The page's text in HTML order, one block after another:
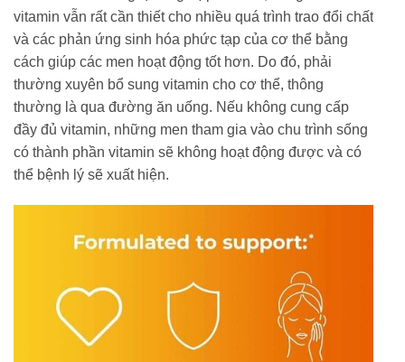
vitamin vẫn rất cần thiết cho nhiều quá trình trao đổi chất
và các phản ứng sinh hóa phức tạp của cơ thể bằng
cách giúp các men hoạt động tốt hơn. Do đó, phải
thường xuyên bổ sung vitamin cho cơ thể, thông
thường là qua đường ăn uống. Nếu không cung cấp
đầy đủ vitamin, những men tham gia vào chu trình sống
có thành phần vitamin sẽ không hoạt động được và có
thể bệnh lý sẽ xuất hiện.